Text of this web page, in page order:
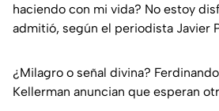
haciendo con mi vida? No estoy
admitió, según el periodista Javier
¿Milagro o señal divina?
Kellerman anuncian que esperan